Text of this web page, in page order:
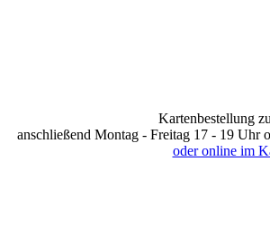
Kartenbestellung
anschließend Montag - Freitag 17 - 19 Uhr
oder online im